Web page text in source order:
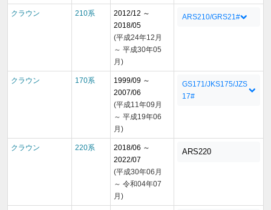
クラウン 210系
2012/12 ～
2018/05
(平成24年12月
～ 平成30年05
月)
ARS210/GRS21#
クラウン 170系
1999/09 ～
2007/06
(平成11年09月
～ 平成19年06
月)
GS171/JKS175/JZS
17#
クラウン 220系
2018/06 ～
2022/07
(平成30年06月
～ 令和04年07
月)
ARS220